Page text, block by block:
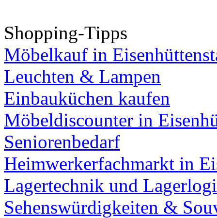
Shopping-Tipps
Möbelkauf in
Leuchten & Lampen
Einbauküchen kaufen
Möbeldiscounter in
Seniorenbedarf
Heimwerkerfachmarkt in
Lagertechnik und
Sehenswürdigkeiten &